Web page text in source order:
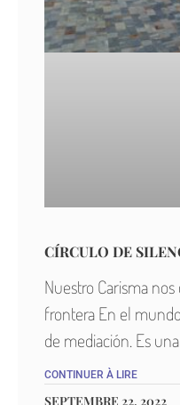
CÍRCULO DE
Nuestro Carisma
frontera En el
de mediación. Es
CONTINUER À LIRE
SEPTEMBRE 22, 2022